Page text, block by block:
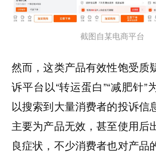
截图自某电商平台
然而，这类产品有效性饱受质
诉平台以“转运蛋白”“减肥针”
以搜索到大量消费者的投诉信
主要为产品无效，甚至使用后
良症状，不少消费者也对产品